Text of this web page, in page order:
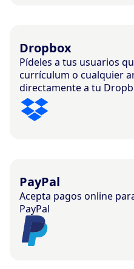
Dropbox
Pídeles a tus usuarios
currículum o cualquier
directamente a tu
PayPal
Acepta pagos online
PayPal